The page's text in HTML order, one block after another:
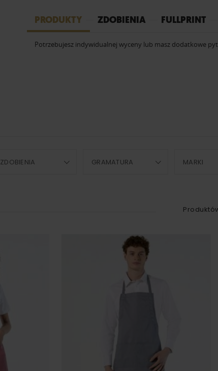
PRODUKTY ZDOBIENIA FULLPRINT
Potrzebujesz indywidualnej wyceny lub masz dodatkowe
ZDOBIENIA GRAMATURA MARKI